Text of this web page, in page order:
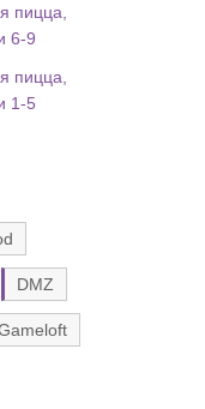
пицца,
6-9
пицца,
1-5
DMZ